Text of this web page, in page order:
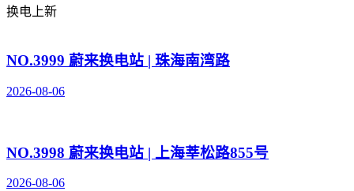
换电上新
NO.3999 蔚来换电站 | 珠海南湾路
2026-08-06
NO.3998 蔚来换电站 | 上海莘松路855号
2026-08-06